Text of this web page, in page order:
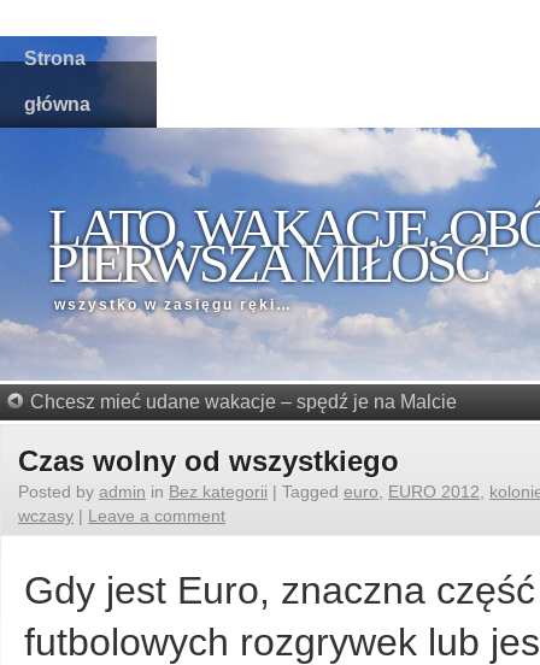
Strona
główna
LATO, WAKACJE,
PIERWSZA MIŁOŚĆ
wszystko w zasięgu ręki…
Chcesz mieć udane wakacje – spędź je na Malcie
Czas wolny od wszystkiego
Posted by admin in Bez kategorii | Tagged euro EURO 2012
wczasy | Leave a comment
Gdy jest Euro, znaczna
futbolowych rozgrywek lub